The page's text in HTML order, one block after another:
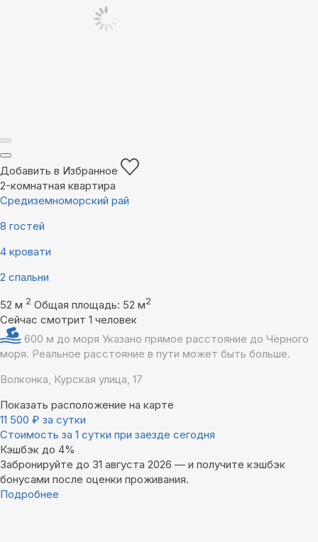
Добавить в Избранное
2-комнатная квартира
Средиземноморский рай
8 гостей
4 кровати
2 спальни
52 м 2 Общая площадь: 52 м2
Сейчас смотрит 1 человек
600 м до моря Указано прямое расстояние до Чёрного
моря. Реальное расстояние в пути может быть больше.
Волконка, Курская улица, 17
Показать расположение на карте
11 500 ₽ за сутки
Стоимость за 1 сутки при заезде сегодня
Кэшбэк до 4%
Забронируйте до 31 августа 2026 — и получите кэшбэк
бонусами после оценки проживания.
Подробнее